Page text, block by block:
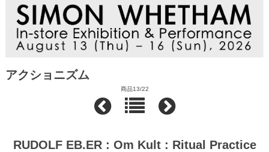
アクショニズム
商品13/22
RUDOLF EB.ER : Om Kult : Ritual Practice